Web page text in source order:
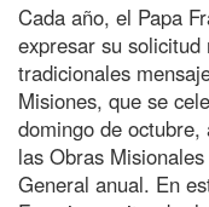
Cada año, el Papa
expresar su
tradicionales
Misiones, que se
domingo de
las Obras
General anual. En